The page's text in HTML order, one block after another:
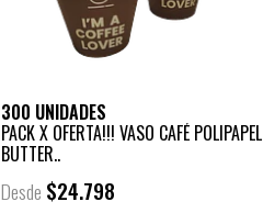
300 UNIDADES
PACK X OFERTA!!! VASO CAFÉ POLIPAPEL
BUTTER..
Desde $24.798